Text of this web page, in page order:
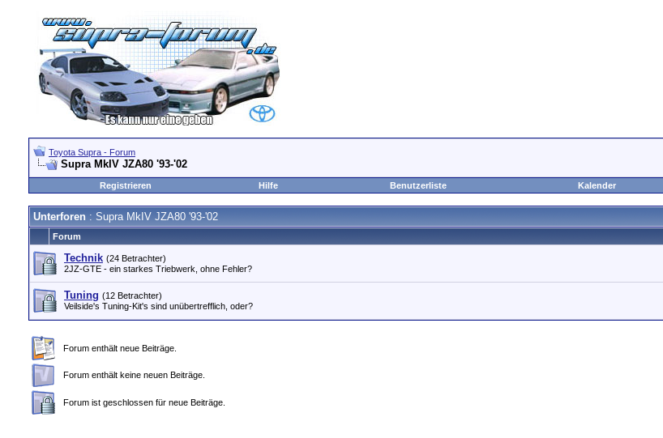
Toyota Supra - Forum
Supra MkIV JZA80 '93-'02
Registrieren
Hilfe Benutzerliste Kalender
Unterforen : Supra MkIV JZA80 '93-'02
Forum
Technik (24 Betrachter)
2JZ-GTE - ein starkes Triebwerk, ohne Fehler?
Tuning (12 Betrachter)
Veilside's Tuning-Kit's sind unübertrefflich, oder?
Forum enthält neue Beiträge.
Forum enthält keine neuen Beiträge.
Forum ist geschlossen für neue Beiträge.